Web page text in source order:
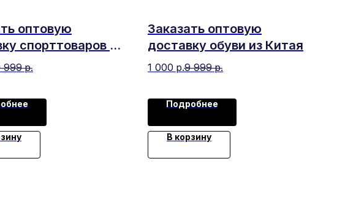
оптовую
спорттоваров из
999 р.
Заказать оптовую
доставку обуви из Китая
1 000 р.9 999 р.
Подробнее
В корзину